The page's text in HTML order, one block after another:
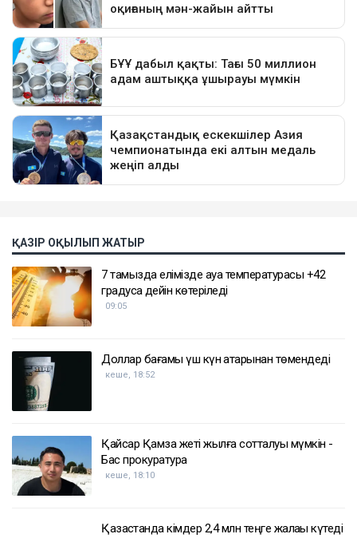
ҚАЗІР ОҚЫЛЫП ЖАТЫР
7 тамызда елімізде ауа температурасы +42
градусқа дейін көтеріледі
09:05
Доллар бағамы үш күн қатарынан төмендеді
кеше, 18:52
Қайсар Қамза жеті жылға сотталуы мүмкін -
Бас прокуратура
кеше, 18:10
Қазақстанда кімдер 2,4 млн теңге жалақы күтеді